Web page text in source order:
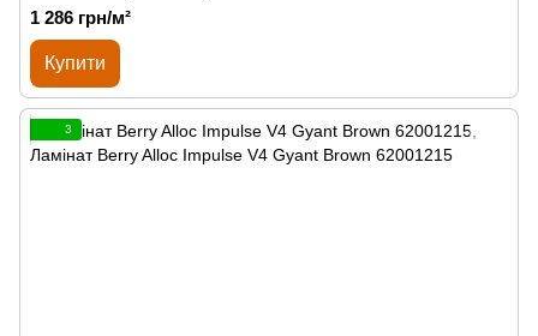
1 286 грн/м²
Купити
3